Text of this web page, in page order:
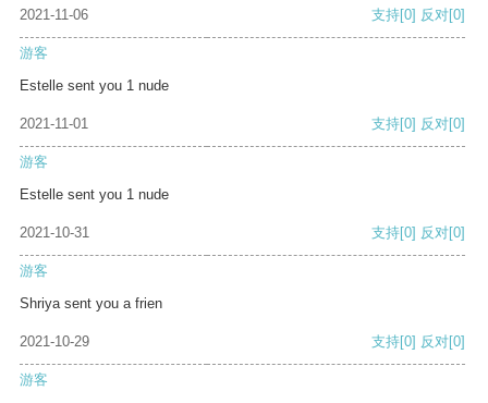
2021-11-06 支持[0] 反对[0]
游客
Estelle sent you 1 nude
2021-11-01 支持[0] 反对[0]
游客
Estelle sent you 1 nude
2021-10-31 支持[0] 反对[0]
游客
Shriya sent you a frien
2021-10-29 支持[0] 反对[0]
游客